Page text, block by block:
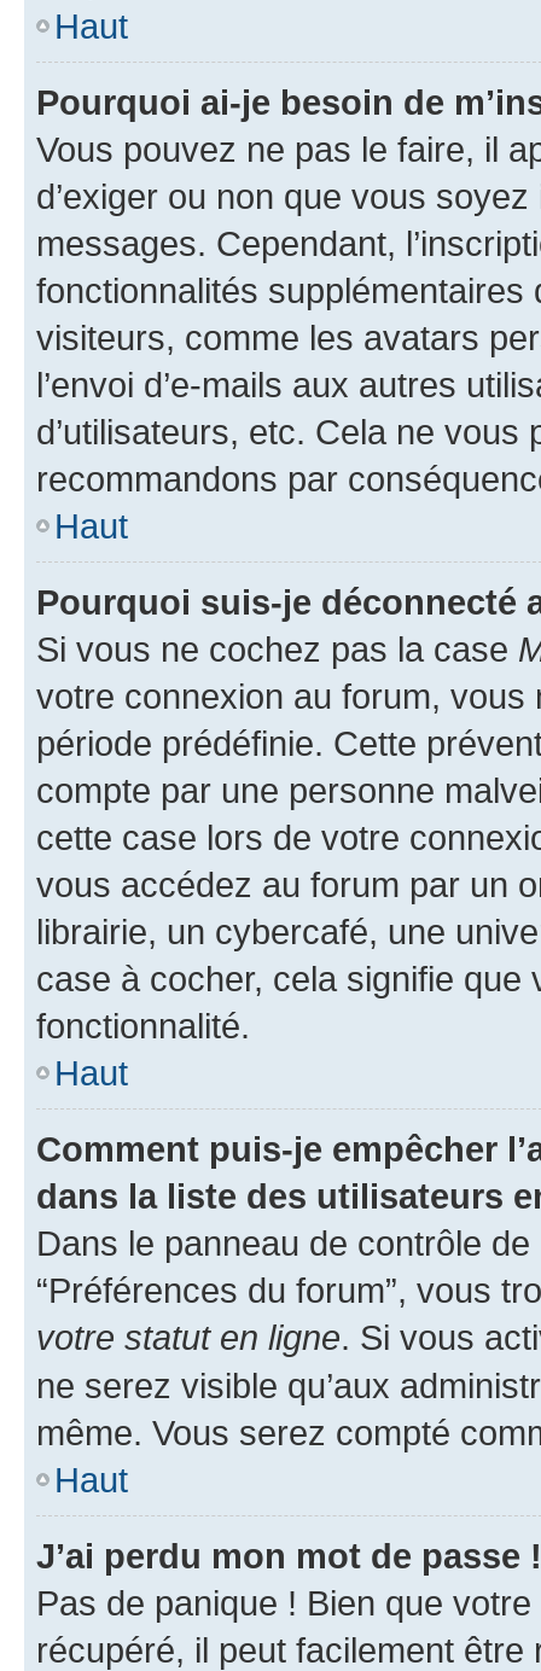
Haut
Pourquoi ai-je besoin de
Vous pouvez ne pas le faire, il
d’exiger ou non que vous
messages. Cependant,
fonctionnalités
visiteurs, comme les avatars
l’envoi d’e-mails aux autres
d’utilisateurs, etc. Cela ne vous
recommandons par
Haut
Pourquoi suis-je déconnecté
Si vous ne cochez pas la case
votre connexion au forum,
période prédéfinie. Cette
compte par une personne
cette case lors de votre
vous accédez au forum par un
librairie, un cybercafé, une
case à cocher, cela signifie
fonctionnalité.
Haut
Comment puis-je empêcher
dans la liste des utilisateurs
Dans le panneau de contrôle
“Préférences du forum”, vous
votre statut en ligne. Si vous
ne serez visible qu’aux
même. Vous serez compté
Haut
J’ai perdu mon mot de passe !
Pas de panique ! Bien que
récupéré, il peut facilement